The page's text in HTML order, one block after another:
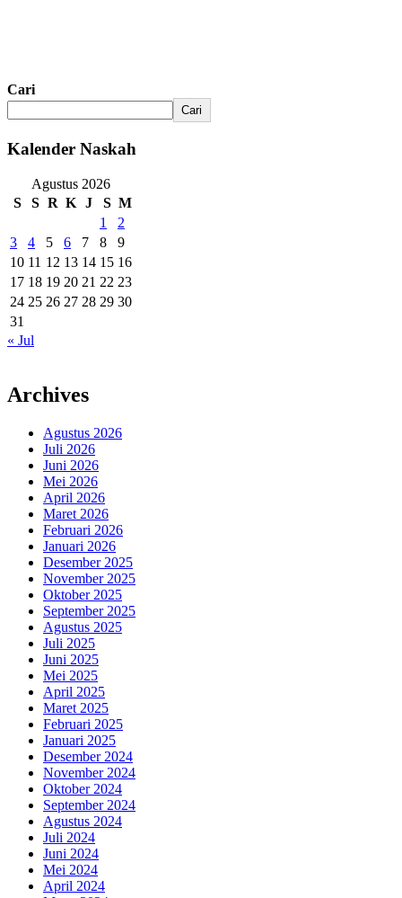
Cari
Cari
Kalender Naskah
Agustus 2026
S
S R K J S M
1
2
3
4 5 6 7 8
9
10 11 12 13 14 15 16
17 18 19 20 21 22 23
24 25 26 27 28 29 30
31
« Jul
Archives
Agustus 2026
Juli 2026
Juni 2026
Mei 2026
April 2026
Maret 2026
Februari 2026
Januari 2026
Desember 2025
November 2025
Oktober 2025
September 2025
Agustus 2025
Juli 2025
Juni 2025
Mei 2025
April 2025
Maret 2025
Februari 2025
Januari 2025
Desember 2024
November 2024
Oktober 2024
September 2024
Agustus 2024
Juli 2024
Juni 2024
Mei 2024
April 2024